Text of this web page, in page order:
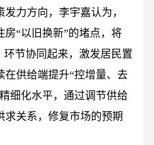
力方向，李宇嘉认为，
“以旧换新”的堵点，将
环节协同起来，激发居民置
在供给端提升“控增量、去
细化水平，通过调节供给
求关系，修复市场的预期